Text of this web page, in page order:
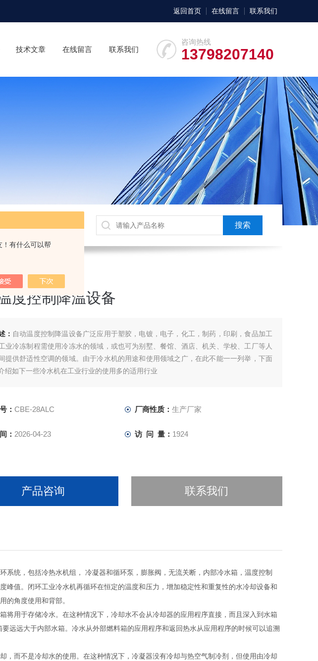
！有什么可以帮
返回首页 在线留言 联系我们
咨询热线
13798207140
技术文章 在线留言 联系我们
度控制降温设备
： 自动温度控制降温设备广泛应用于塑胶，电镀，电子，化工，制药，印刷，食品加工
业冷冻制程需使用冷冻水的领域，或也可为别墅、餐馆、酒店、机关、学校、工厂等人
提供舒适性空调的领域。由于冷水机的用途和使用领域之广，在此不能一一列举，下面
绍如下一些冷水机在工业行业的使用多的适用行业
： CBE-28ALC 厂商性质： 生产厂家
： 2026-04-23 访 问 量： 1924
产品咨询 联系我们
系统，包括冷热水机组， 冷凝器和循环泵，膨胀阀，无流关断，内部冷水箱，温度控制
峰值。闭环工业冷水机再循环在恒定的温度和压力，增加稳定性和重复性的水冷却设备和
的角度使用和背部。
将用于存储冷水。在这种情况下，冷却水不会从冷却器的应用程序直接，而且深入到水箱
远远大于内部水箱。冷水从外部燃料箱的应用程序和返回热水从应用程序的时候可以追溯
，而不是冷却水的使用。在这种情况下，冷凝器没有冷却与热空气制冷剂，但使用由冷却